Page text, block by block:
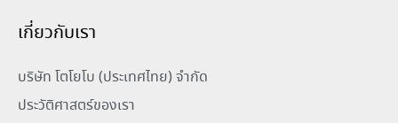
เกี่ยวกับเรา
บริษัท โตโยโบ (ประเทศไทย) จำกัด
ประวัติศาสตร์ของเรา